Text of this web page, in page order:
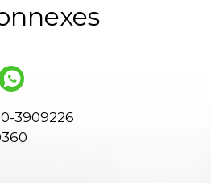
3909226